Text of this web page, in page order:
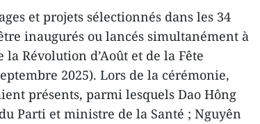
et projets sélectionnés dans les 34
inaugurés ou lancés simultanément à
Révolution d’Août et de la Fête
2025). Lors de la cérémonie,
présents, parmi lesquels Dao Hông
Parti et ministre de la Santé ; Nguyên